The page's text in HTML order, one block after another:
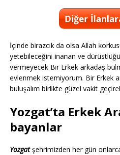
Diğer
İçinde birazcık da olsa Allah
yetebileceğini inanan ve
vermeyecek Bir Erkek arkadaş
evlenmek istemiyorum. Bir Erkek
buluşalım birlikte güzel vakit
Yozgat’ta Erkek
bayanlar
Yozgatşehrimizden her gün